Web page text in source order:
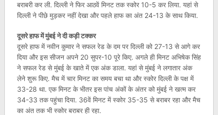
बराबरी कर ली. दिल्ली ने फिर आठवें मिनट तक स्कोर 10-5 कर लिया. यहां से
दिल्ली ने पीछे मुड़कर नहीं देखा और पहले हाफ का अंत 24-13 के साथ किया.
दूसरे हाफ में मुंबई ने दी कड़ी टक्कर
दूसरे हाफ में नवीन कुमार ने सफल रेड के दम पर दिल्ली को 27-13 से आगे कर
दिया और इस सीजन अपने 20 सुपर-10 पूरे किए. अगले ही मिनट अभिषेक सिंह
ने सफल रेड से मुंबई के खाते में एक अंक डाला. यहां से मुंबई ने लगातार अंक
लेने शुरू किए. मैच में चार मिनट का समय बचा था और स्कोर दिल्ली के पक्ष में
33-28 था. एक मिनट के भीतर इस पांच अंकों के अंतर को मुंबई ने खत्म कर
34-33 तक पहुंचा दिया. 36वें मिनट में स्कोर 35-35 से बराबर रहा और मैच
का अंत तक भी स्कोर बराबर ही रहा.